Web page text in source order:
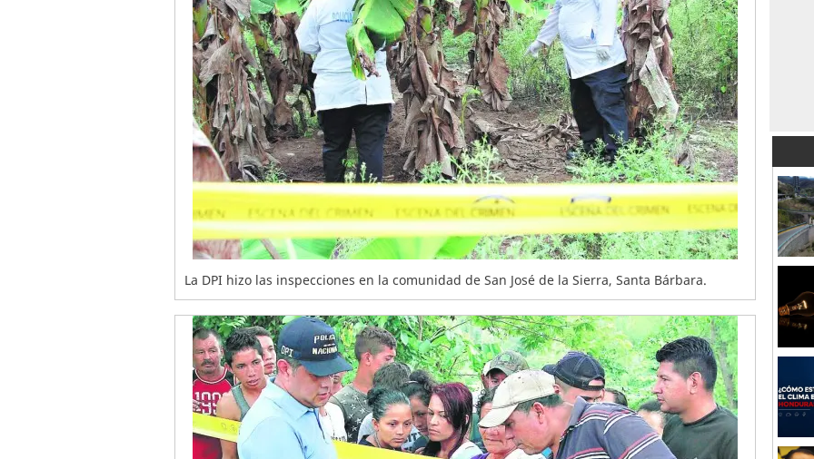
La DPI hizo las inspecciones en la comunidad de San José de la Sierra, Santa Bárbara.